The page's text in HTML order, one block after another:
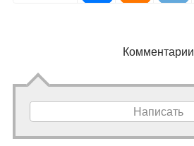
Комментарии
Написать